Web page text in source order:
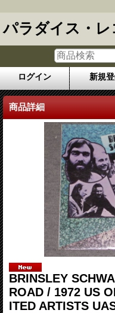
パラダイス・レ
ログイン 新規
商品詳細
BRINSLEY
ROAD / 1972 US
ITED ARTISTS